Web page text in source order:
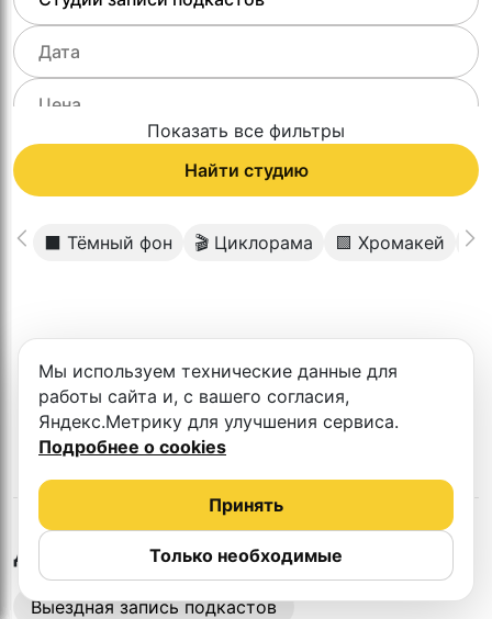
Показать все фильтры
Найти студию
⬛️ Тёмный фон 🎬 Циклорама 🟩 Хромакей
студии
Другие студии в Красногорске
Выездная запись подкастов
Мы используем технические данные для
работы сайта и, с вашего согласия,
Яндекс.Метрику для улучшения сервиса.
Подробнее о cookies
Только необходимые
Принять